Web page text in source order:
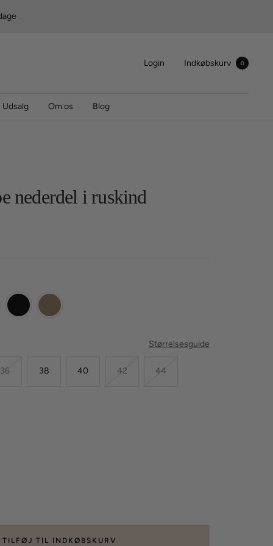
Login
Indkøbskurv 0
Udsalg Om os Blog
nederdel i ruskind
Størrelsesguide
36 38 40 42 44
TILFØJ TIL INDKØBSKURV